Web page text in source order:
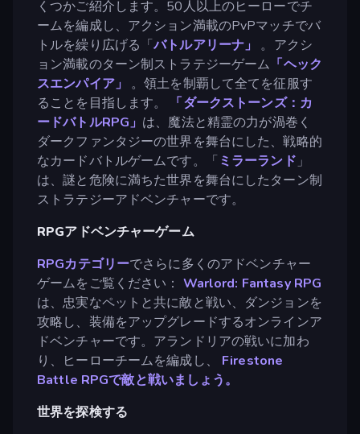
くつかご紹介します。50人以上のヒーローでチ
ームを編成し、アクション満載のPvPマッチでバ
トルを繰り広げる「バトルアリーナ」 。アクシ
ョン満載のターン制ストラテジーゲーム 「ヘック
スエンパイア」 。領土を制覇して全てを征服す
ることを目指します。
「ダークストーンズ：カ
ードバトルRPG」 は、魔法と精霊の力が渦巻く
ダークファンタジーの世界を舞台にした、戦略的
なカードバトルゲームです。「ミラーランド 」
は、謎と危険に満ちた世界を舞台にしたターン制
ストラテジーアドベンチャーです。
RPGアドベンチャーゲーム
RPGカテゴリーでさらに多くのアドベンチャー
ゲームをご覧ください： Warlord: Fantasy RPG
は、忠実なペットと共に敵と戦い、ダンジョンを
攻略し、装備をアップグレードするオンラインア
ドベンチャーです。アランドリアの戦いに加わ
り、ヒーローチームを編成し、 Firestone
Battle RPGで敵と戦いましょう。
世界を探検する